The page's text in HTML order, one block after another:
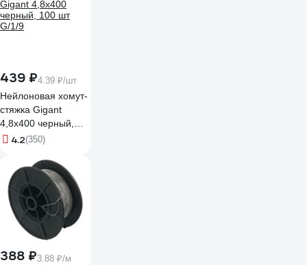
439 ₽4.39 ₽/шт
Нейлоновая хомут-
стяжка Gigant
4,8х400 черный,
100 шт G/1/9
4.2(350)
388 ₽3.88 ₽/м